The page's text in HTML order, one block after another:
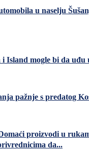
u naselju
Island mogle bi da uđu
pažnje s predatog
proizvodi u
da...